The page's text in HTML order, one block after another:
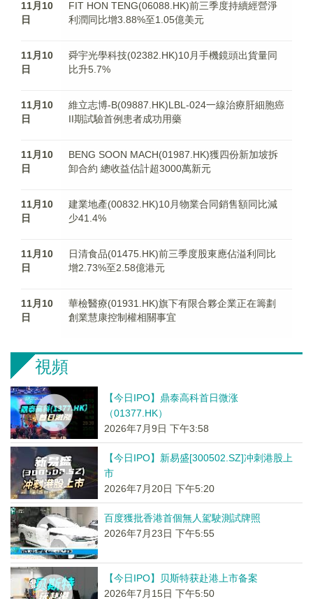
11月10
日
FIT HON TENG(06088.HK)前三季度持續經營淨
利潤同比增3.88%至1.05億美元
11月10
日
舜宇光學科技(02382.HK)10月手機鏡頭出貨量同
比升5.7%
11月10
日
維立志博-B(09887.HK)LBL-024一線治療肝細胞癌
II期試驗首例患者成功用藥
11月10
日
BENG SOON MACH(01987.HK)獲四份新加坡拆
卸合約 總收益估計超3000萬新元
11月10
日
建業地產(00832.HK)10月物業合同銷售額同比減
少41.4%
11月10
日
日清食品(01475.HK)前三季度股東應佔溢利同比
增2.73%至2.58億港元
11月10
日
華檢醫療(01931.HK)旗下有限合夥企業正在籌劃
創業慧康控制權相關事宜
視頻
【今日IPO】鼎泰高科首日微涨
（01377.HK）
2026年7月9日 下午3:58
【今日IPO】新易盛[300502.SZ]冲刺港股上
市
2026年7月20日 下午5:20
百度獲批香港首個無人駕駛測試牌照
2026年7月23日 下午5:55
【今日IPO】贝斯特获赴港上市备案
2026年7月15日 下午5:50